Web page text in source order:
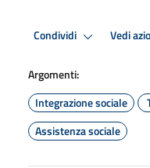
Condividi Vedi
Argomenti:
Integrazione sociale
Assistenza sociale